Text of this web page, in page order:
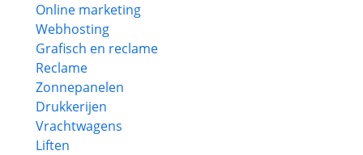
Online marketing
Webhosting
Grafisch en reclame
Reclame
Zonnepanelen
Drukkerijen
Vrachtwagens
Liften